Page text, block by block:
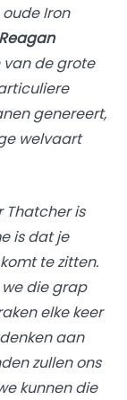
Iron
van de grote
genereert,
welvaart
Thatcher is
is dat je
te zitten.
we die grap
elke keer
aan
zullen ons
kunnen die